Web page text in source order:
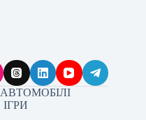
АВТОМОБІЛІ
ІГРИ